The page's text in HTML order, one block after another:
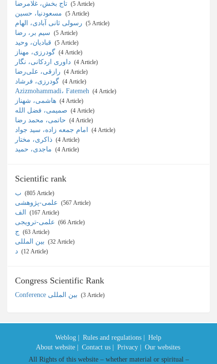
‎ (5 Article)
‎ (5 Article)
‎ (5 Article)
‎ (5 Article)
‎ (5 Article)
‎ (4 Article)
‎ (4 Article)
‎ (4 Article)
‎ (4 Article)
Azizmohammadi، Fatemeh ‎ (4 Article)
‎ (4 Article)
‎ (4 Article)
‎ (4 Article)
‎ (4 Article)
‎ (4 Article)
‎ (4 Article)
Scientific rank
‎ (805 Article)
‎ (567 Article)
‎ (167 Article)
‎ (66 Article)
‎ (63 Article)
‎ (32 Article)
‎ (12 Article)
Congress Scientific Rank
‎ (3 Article)
Weblog | Rules and regulations |
Help
About website |
Contact us | Privacy |
Our websites
All Rights of this website – whether material or spiritual –